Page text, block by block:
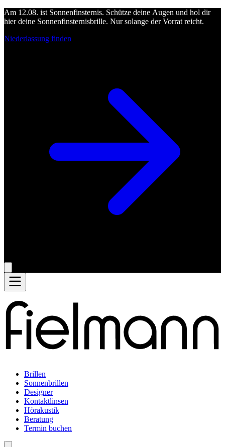
Am 12.08. ist Sonnenfinsternis. Schütze deine Augen und hol dir
hier deine Sonnenfinsternisbrille. Nur solange der Vorrat reicht.
Niederlassung finden
Brillen
Sonnenbrillen
Designer
Kontaktlinsen
Hörakustik
Beratung
Termin buchen